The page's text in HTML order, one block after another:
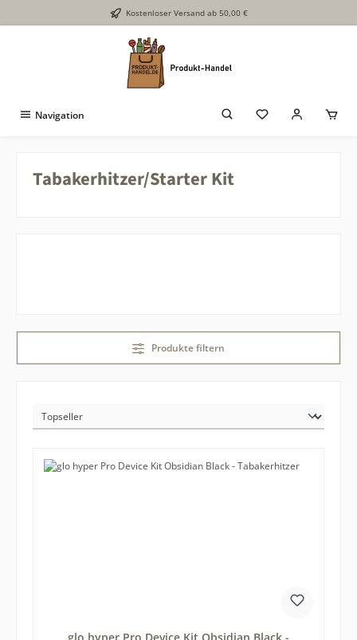
Zum Hauptinhalt springen Kostenloser Versand ab 50,00 €
Navigation
Tabakerhitzer/Starter Kit
Produkte filtern